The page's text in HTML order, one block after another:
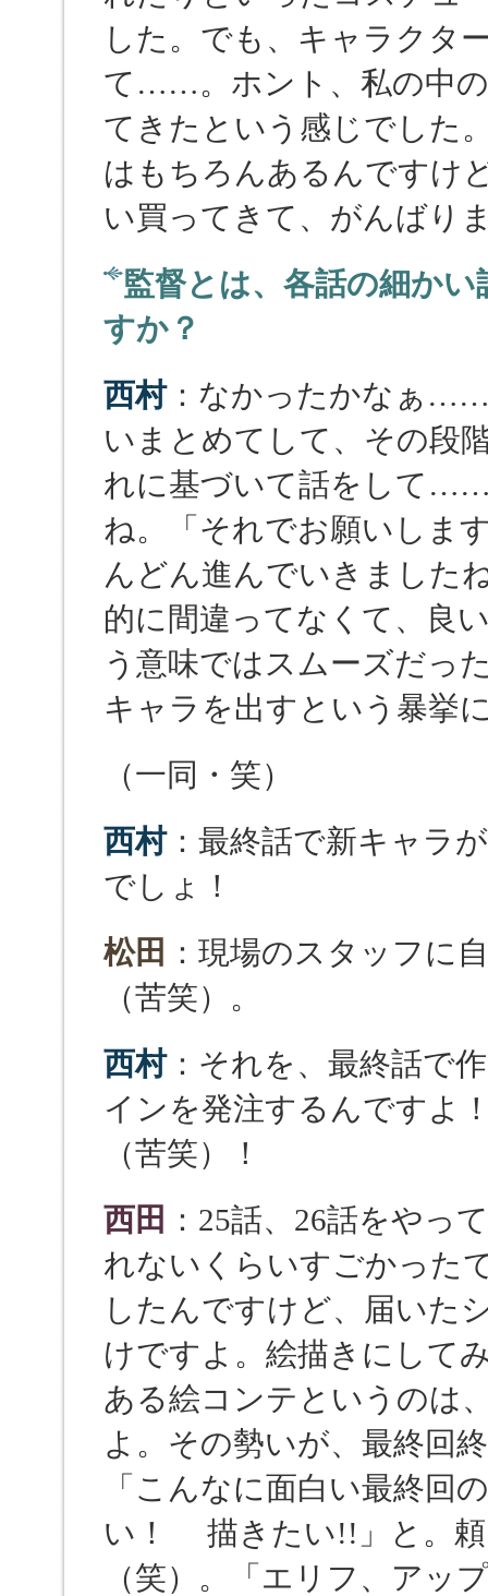
した。でも、キャラクタ
て……。ホント、私の中
てきたという感じでした
はもちろんあるんですけ
い買ってきて、がんばり
監督とは、各話の細か
すか？
西村：なかったかなぁ……
いまとめてして、その段
れに基づいて話をして
ね。「それでお願いしま
んどん進んでいきました
的に間違ってなくて、良
う意味ではスムーズだっ
キャラを出すという暴挙
（一同・笑）
西村：最終話で新キャラ
でしょ！
松田 ：現場のスタッフ
（苦笑）。
西村：それを、最終話で
インを発注するんですよ
（苦笑）！
西田 ：25話、26話をやっ
れないくらいすごかった
したんですけど、届いた
けですよ。絵描きにして
ある絵コンテというのは
よ。その勢いが、最終回
「こんなに面白い最終回
い！ 描きたい!!」と。頼
（笑）。「エリフ、アッ